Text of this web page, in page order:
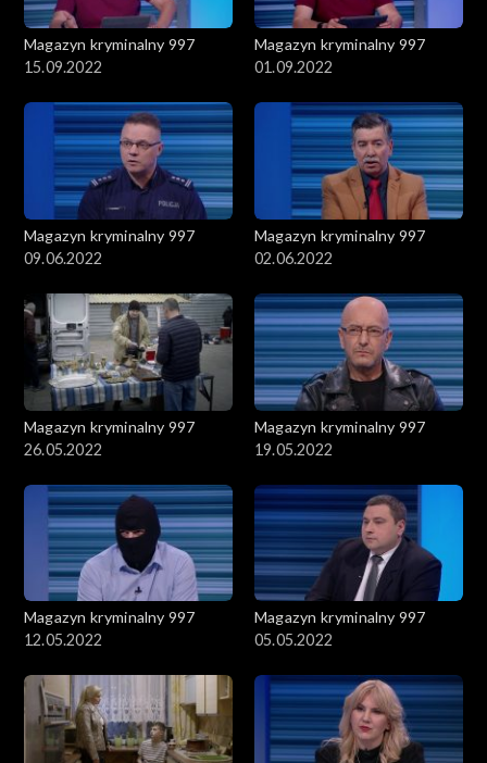
Magazyn kryminalny 997
15.09.2022
Magazyn kryminalny 997
01.09.2022
Magazyn kryminalny 997
09.06.2022
Magazyn kryminalny 997
02.06.2022
Magazyn kryminalny 997
26.05.2022
Magazyn kryminalny 997
19.05.2022
Magazyn kryminalny 997
12.05.2022
Magazyn kryminalny 997
05.05.2022